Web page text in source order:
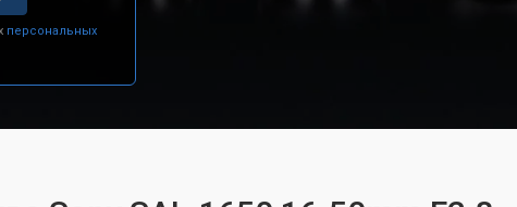
персональных